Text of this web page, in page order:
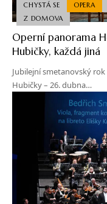
CHYSTÁ SE OPERA
Z DOMOVA
Operní panorama
Hubičky, každá jiná
Jubilejní smetanovský
Hubičky – 26. dubna…